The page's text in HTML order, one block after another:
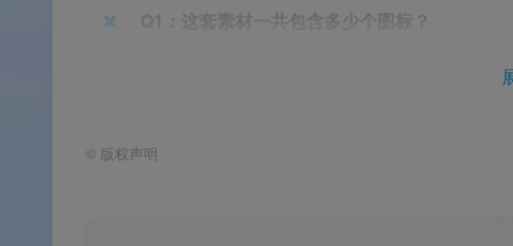
Q1：这套素材一共包含多少个图标？
A：涵盖舞蹈基础图标、舞蹈等级徽章、舞蹈VIP会
© 版权声明